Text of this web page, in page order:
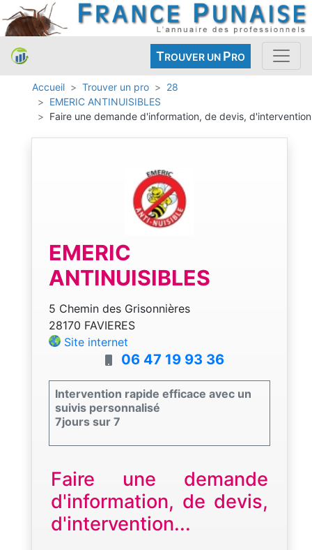
TROUVER UN PRO
Accueil Trouver un pro
28
EMERIC ANTINUISIBLES
Faire une demande d'information, de devis, d'intervention
EMERIC
ANTINUISIBLES
5 Chemin des Grisonnières
28170 FAVIERES
Site internet
06 47 19 93 36
Intervention rapide efficace avec un
suivis personnalisé
7jours sur 7
Faire une demande
d'information, de devis,
d'intervention...